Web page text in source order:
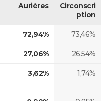
Aurières
Circonscri
ption
72,94% 73,46%
27,06% 26,54%
3,62% 1,74%